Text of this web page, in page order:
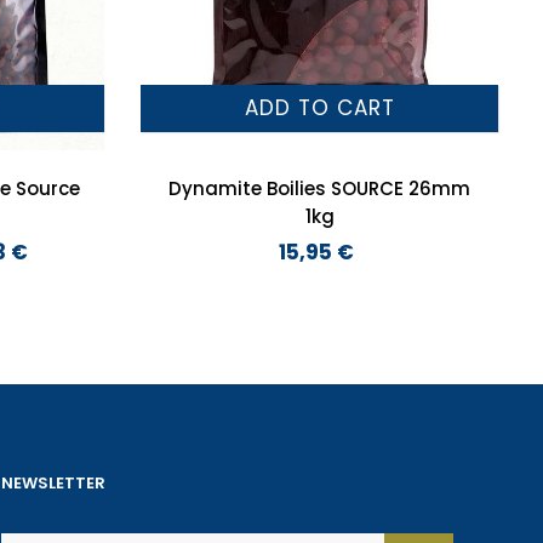
Source
€
ADD TO CART
Dynamite Boilies SOURCE 26mm
1kg
Preço
15,95 €
NEWSLETTER